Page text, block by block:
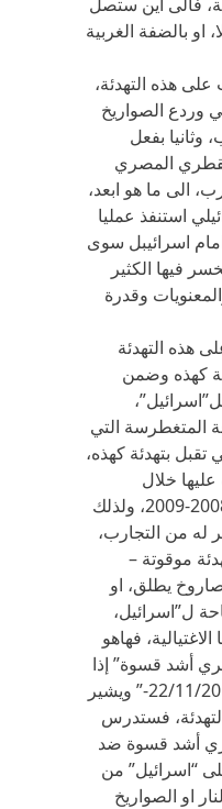
او بالضفة الغربية
هذه التهدئة،
وردع الصواريخ
بفعل
المصري
الى ما هو ابعد،
استنفذ عمليا
اسرائيبل سوى
فيها الكثير
وقدرة
هذه التهدئة
كهذه وضمن
المتغطرسة التي
تقبل بتهدئة كهذه،
خلال
حرب”الرصاص المصبوب-2008-2009، ولذلك
له من التجارب،
موقوتة –
يطلق، او
ل”اسرائيل،
فهاهو
أشد قسوة” إذا
فشلت التهدئة-الخميس ,22/11/2012-” ويشير
فستدرس
أشد قسوة ضد
“اسرائيل” من
او الصواريخ